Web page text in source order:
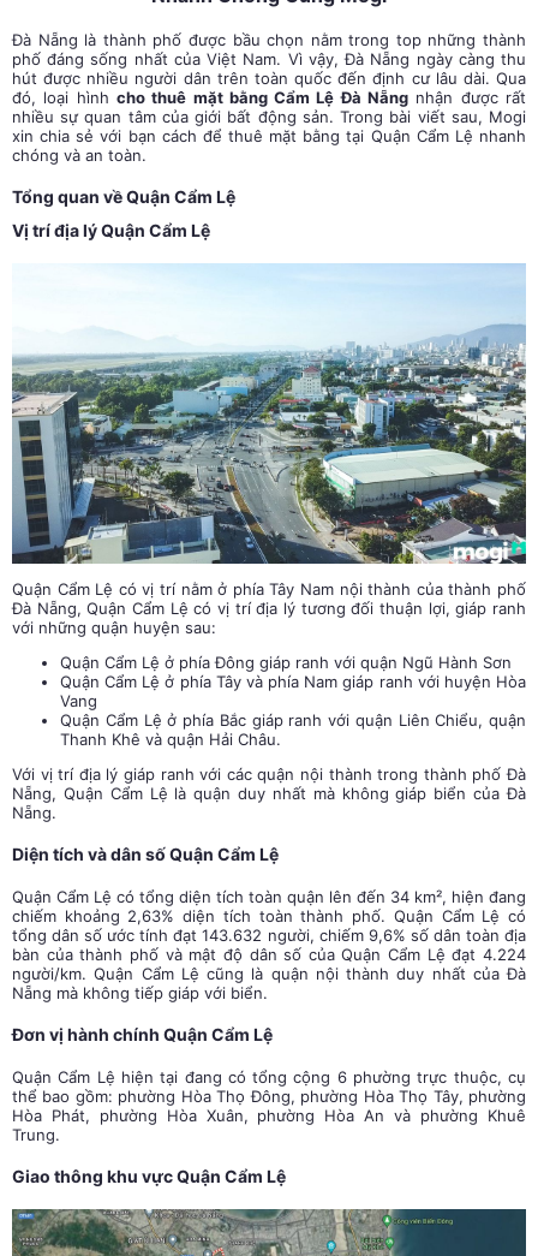
Đà Nẵng là thành phố được bầu chọn nằm trong top những thành
phố đáng sống nhất của Việt Nam. Vì vậy, Đà Nẵng ngày càng thu
hút được nhiều người dân trên toàn quốc đến định cư lâu dài. Qua
đó, loại hình cho thuê mặt bằng Cẩm Lệ Đà Nẵng nhận được rất
nhiều sự quan tâm của giới bất động sản. Trong bài viết sau, Mogi
xin chia sẻ với bạn cách để thuê mặt bằng tại Quận Cẩm Lệ nhanh
chóng và an toàn.
Tổng quan về Quận Cẩm Lệ
Vị trí địa lý Quận Cẩm Lệ
Quận Cẩm Lệ có vị trí nằm ở phía Tây Nam nội thành của thành phố
Đà Nẵng, Quận Cẩm Lệ có vị trí địa lý tương đối thuận lợi, giáp ranh
với những quận huyện sau:
Quận Cẩm Lệ ở phía Đông giáp ranh với quận Ngũ Hành Sơn
Quận Cẩm Lệ ở phía Tây và phía Nam giáp ranh với huyện Hòa
Vang
Quận Cẩm Lệ ở phía Bắc giáp ranh với quận Liên Chiểu, quận
Thanh Khê và quận Hải Châu.
Với vị trí địa lý giáp ranh với các quận nội thành trong thành phố Đà
Nẵng, Quận Cẩm Lệ là quận duy nhất mà không giáp biển của Đà
Nẵng.
Diện tích và dân số Quận Cẩm Lệ
Quận Cẩm Lệ có tổng diện tích toàn quận lên đến 34 km², hiện đang
chiếm khoảng 2,63% diện tích toàn thành phố. Quận Cẩm Lệ có
tổng dân số ước tính đạt 143.632 người, chiếm 9,6% số dân toàn địa
bàn của thành phố và mật độ dân số của Quận Cẩm Lệ đạt 4.224
người/km. Quận Cẩm Lệ cũng là quận nội thành duy nhất của Đà
Nẵng mà không tiếp giáp với biển.
Đơn vị hành chính Quận Cẩm Lệ
Quận Cẩm Lệ hiện tại đang có tổng cộng 6 phường trực thuộc, cụ
thể bao gồm: phường Hòa Thọ Đông, phường Hòa Thọ Tây, phường
Hòa Phát, phường Hòa Xuân, phường Hòa An và phường Khuê
Trung.
Giao thông khu vực Quận Cẩm Lệ